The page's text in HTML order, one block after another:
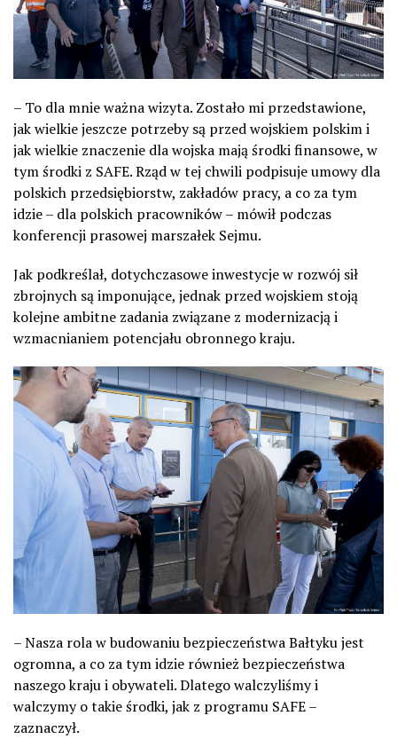
– To dla mnie ważna wizyta. Zostało mi przedstawione,
jak wielkie jeszcze potrzeby są przed wojskiem polskim i
jak wielkie znaczenie dla wojska mają środki finansowe, w
tym środki z SAFE. Rząd w tej chwili podpisuje umowy dla
polskich przedsiębiorstw, zakładów pracy, a co za tym
idzie – dla polskich pracowników – mówił podczas
konferencji prasowej marszałek Sejmu.
Jak podkreślał, dotychczasowe inwestycje w rozwój sił
zbrojnych są imponujące, jednak przed wojskiem stoją
kolejne ambitne zadania związane z modernizacją i
wzmacnianiem potencjału obronnego kraju.
– Nasza rola w budowaniu bezpieczeństwa Bałtyku jest
ogromna, a co za tym idzie również bezpieczeństwa
naszego kraju i obywateli. Dlatego walczyliśmy i
walczymy o takie środki, jak z programu SAFE –
zaznaczył.